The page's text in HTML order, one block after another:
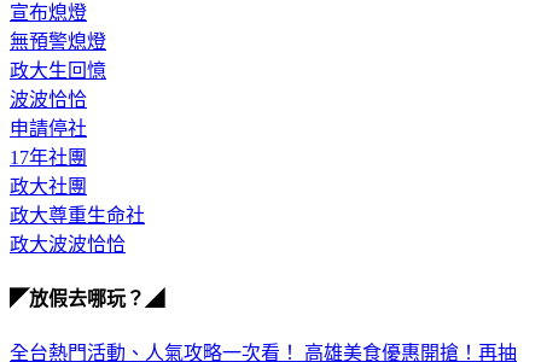
宣布熄燈
無預警熄燈
政大生回憶
波波恰恰
申請停社
17年社團
政大社團
政大尊重生命社
政大波波恰恰
◤放假去哪玩？◢
全台熱門活動、人氣攻略一次看！ 高雄美食優惠開搶！再抽